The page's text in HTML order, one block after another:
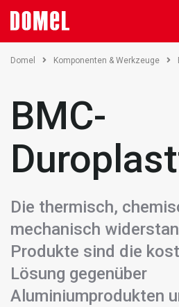
Domel Komponenten & Werkzeuge
BMC-
Die thermisch,
mechanisch
Produkte sind die
Lösung gegenüber
Aluminiumprodukten